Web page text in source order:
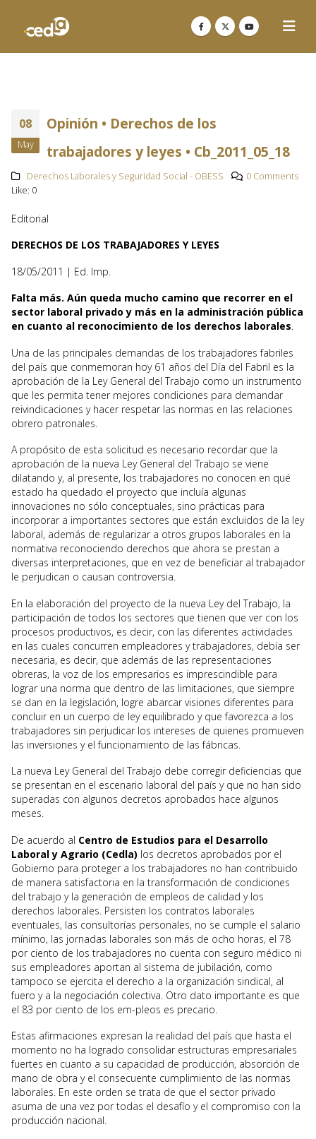
08
May
Opinión • Derechos de los
trabajadores y leyes • Cb_2011_05_18
Derechos Laborales y Seguridad Social - OBESS
0 Comments
Like: 0
Editorial
DERECHOS DE LOS TRABAJADORES Y LEYES
18/05/2011 | Ed. Imp.
Falta más. Aún queda mucho camino que recorrer en el
sector laboral privado y más en la administración pública
en cuanto al reconocimiento de los derechos laborales.
Una de las principales demandas de los trabajadores fabriles
del país que conmemoran hoy 61 años del Día del Fabril es la
aprobación de la Ley General del Trabajo como un instrumento
que les permita tener mejores condiciones para demandar
reivindicaciones y hacer respetar las normas en las relaciones
obrero patronales.
A propósito de esta solicitud es necesario recordar que la
aprobación de la nueva Ley General del Trabajo se viene
dilatando y, al presente, los trabajadores no conocen en qué
estado ha quedado el proyecto que incluía algunas
innovaciones no sólo conceptuales, sino prácticas para
incorporar a importantes sectores que están excluidos de la ley
laboral, además de regularizar a otros grupos laborales en la
normativa reconociendo derechos que ahora se prestan a
diversas interpretaciones, que en vez de beneficiar al trabajador
le perjudican o causan controversia.
En la elaboración del proyecto de la nueva Ley del Trabajo, la
participación de todos los sectores que tienen que ver con los
procesos productivos, es decir, con las diferentes actividades
en las cuales concurren empleadores y trabajadores, debía ser
necesaria, es decir, que además de las representaciones
obreras, la voz de los empresarios es imprescindible para
lograr una norma que dentro de las limitaciones, que siempre
se dan en la legislación, logre abarcar visiones diferentes para
concluir en un cuerpo de ley equilibrado y que favorezca a los
trabajadores sin perjudicar los intereses de quienes promueven
las inversiones y el funcionamiento de las fábricas.
La nueva Ley General del Trabajo debe corregir deficiencias que
se presentan en el escenario laboral del país y que no han sido
superadas con algunos decretos aprobados hace algunos
meses.
De acuerdo al Centro de Estudios para el Desarrollo
Laboral y Agrario (Cedla) los decretos aprobados por el
Gobierno para proteger a los trabajadores no han contribuido
de manera satisfactoria en la transformación de condiciones
del trabajo y la generación de empleos de calidad y los
derechos laborales. Persisten los contratos laborales
eventuales, las consultorías personales, no se cumple el salario
mínimo, las jornadas laborales son más de ocho horas, el 78
por ciento de los trabajadores no cuenta con seguro médico ni
sus empleadores aportan al sistema de jubilación, como
tampoco se ejercita el derecho a la organización sindical, al
fuero y a la negociación colectiva. Otro dato importante es que
el 83 por ciento de los em-pleos es precario.
Estas afirmaciones expresan la realidad del país que hasta el
momento no ha logrado consolidar estructuras empresariales
fuertes en cuanto a su capacidad de producción, absorción de
mano de obra y el consecuente cumplimiento de las normas
laborales. En este orden se trata de que el sector privado
asuma de una vez por todas el desafío y el compromiso con la
producción nacional.